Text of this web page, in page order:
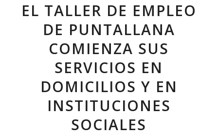
EL TALLER DE EMPLEO
DE PUNTALLANA
COMIENZA SUS
SERVICIOS EN
DOMICILIOS Y EN
INSTITUCIONES
SOCIALES